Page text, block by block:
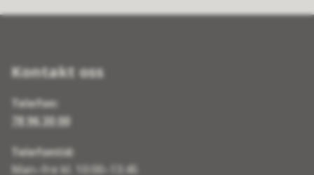
Kontakt oss
Telefon:
78 96 30 00
Telefontid:
Man–fre kl. 10:00–13:45